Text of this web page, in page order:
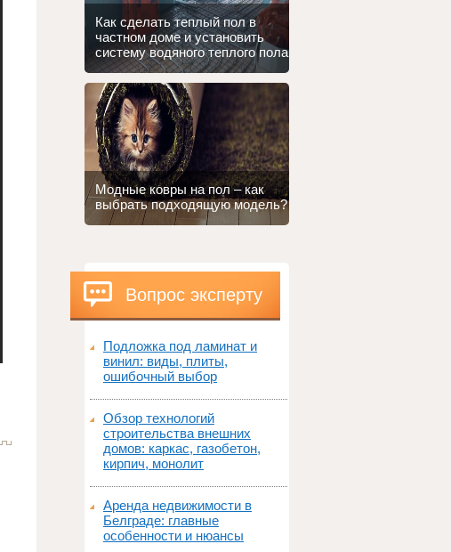
Как сделать теплый пол в
частном доме и установить
систему водяного теплого пола
Модные ковры на пол – как
выбрать подходящую модель?
Вопрос эксперту
Подложка под ламинат и
винил: виды, плиты,
ошибочный выбор
Обзор технологий
строительства внешних
домов: каркас, газобетон,
кирпич, монолит
Аренда недвижимости в
Белграде: главные
особенности и нюансы